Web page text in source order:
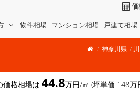
物件相場 マンション相場 戸建て相場
価
神奈川県
価格相場は 44.8万円/㎡ (坪単価 148万